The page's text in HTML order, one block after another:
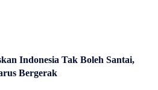
Indonesia Tak Boleh Santai,
Bergerak